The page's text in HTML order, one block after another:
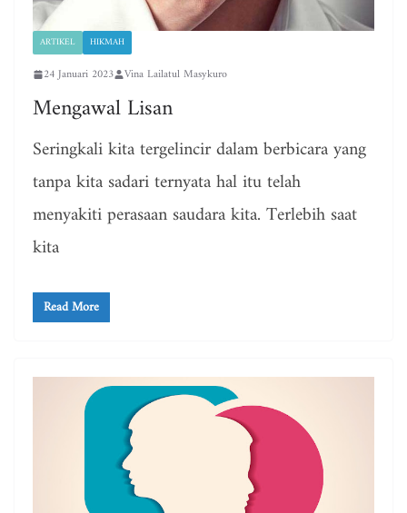
ARTIKEL HIKMAH
24 Januari 2023 Vina Lailatul Masykuro
Mengawal Lisan
Seringkali kita tergelincir dalam berbicara yang
tanpa kita sadari ternyata hal itu telah
menyakiti perasaan saudara kita. Terlebih saat
kita
Read More